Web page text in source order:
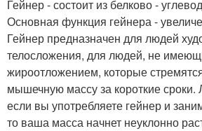
Гейнер - состоит из белково -
Основная функция гейнера -
Гейнер предназначен для людей
телосложения, для людей, не
жироотложением, которые
мышечную массу за короткие сроки.
если вы употребляете гейнер и
то ваша масса начнет неуклонно